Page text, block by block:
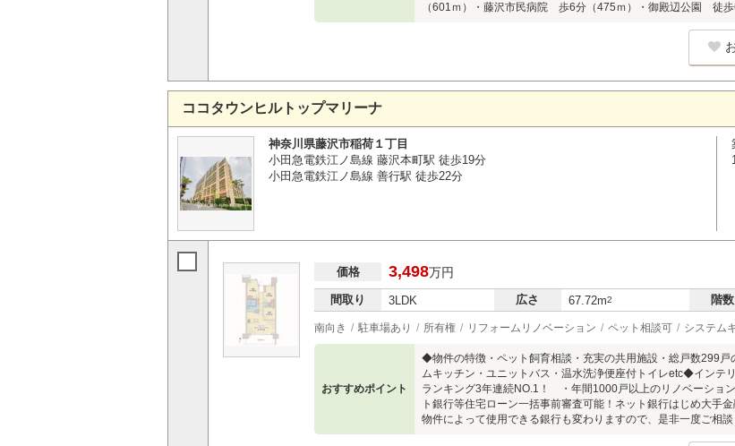
（601ｍ）・藤沢市民病院 歩6分（475ｍ）・御殿辺公園 徒歩
ココタウンヒルトップマリーナ
神奈川県藤沢市稲荷１丁目
小田急電鉄江ノ島線 藤沢本町駅 徒歩19分
小田急電鉄江ノ島線 善行駅 徒歩22分
価格 3,498万円
間取り 3LDK 広さ 67.72m2 階数
南向き 駐車場あり 所有権 リフォームリノベーション ペット相談可 システム
おすすめポイント
◆物件の特徴・ペット飼育相談・充実の共用施設・総戸数299
ムキッチン・ユニットバス・温水洗浄便座付トイレetc◆イン
ランキング3年連続NO.1！ ・年間1000戸以上のリノベーシ
ト銀行等住宅ローン一括事前審査可能！ネット銀行はじめ大手
物件によって使用できる銀行も変わりますので、是非一度ご相談